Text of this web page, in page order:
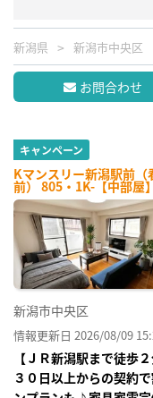
新潟県 新潟市中央区
お問合わせ
キャンペーン
Kマンスリー新潟駅前
前） 805・1K-【中部屋
新潟市中央区
情報更新日 2026/08/09
【ＪＲ新潟駅まで徒歩
３０日以上からの契約